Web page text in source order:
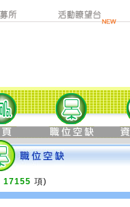
17155 項)